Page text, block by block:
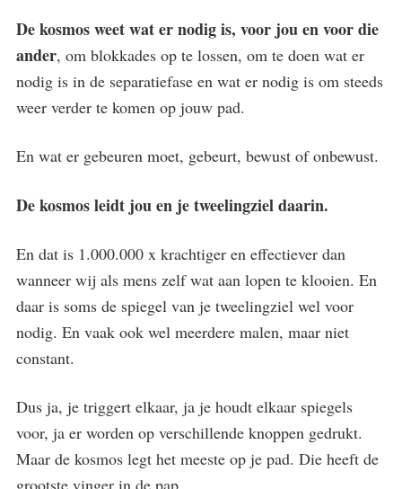
De kosmos weet wat er nodig is, voor jou en voor die
ander, om blokkades op te lossen, om te doen wat er
nodig is in de separatiefase en wat er nodig is om steeds
weer verder te komen op jouw pad.
En wat er gebeuren moet, gebeurt, bewust of onbewust.
De kosmos leidt jou en je tweelingziel daarin.
En dat is 1.000.000 x krachtiger en effectiever dan
wanneer wij als mens zelf wat aan lopen te klooien. En
daar is soms de spiegel van je tweelingziel wel voor
nodig. En vaak ook wel meerdere malen, maar niet
constant.
Dus ja, je triggert elkaar, ja je houdt elkaar spiegels
voor, ja er worden op verschillende knoppen gedrukt.
Maar de kosmos legt het meeste op je pad. Die heeft de